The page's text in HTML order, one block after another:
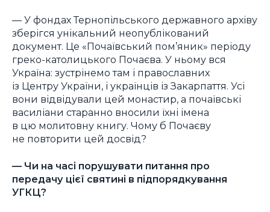
— У фондах Тернопільського державного архіву
зберігся унікальний неопублікований
документ. Це «Почаївський пом’яник» періоду
греко-католицького Почаєва. У ньому вся
Україна: зустрінемо там і православних
із Центру України, і українців із Закарпаття. Усі
вони відвідували цей монастир, а почаївські
василіани старанно вносили їхні імена
в цю молитовну книгу. Чому б Почаєву
не повторити цей досвід?
— Чи на часі порушувати питання про
передачу цієї святині в підпорядкування
УГКЦ?